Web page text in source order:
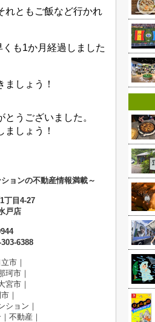
れともご飯など行かれ
も1か月経過しました
ましょう！
うございました。
しょう！
ョンの不動産情報満載～
丁目4-27
戸店
6388
市｜
珂市｜
宮市｜
市 ｜
ション｜
不動産｜